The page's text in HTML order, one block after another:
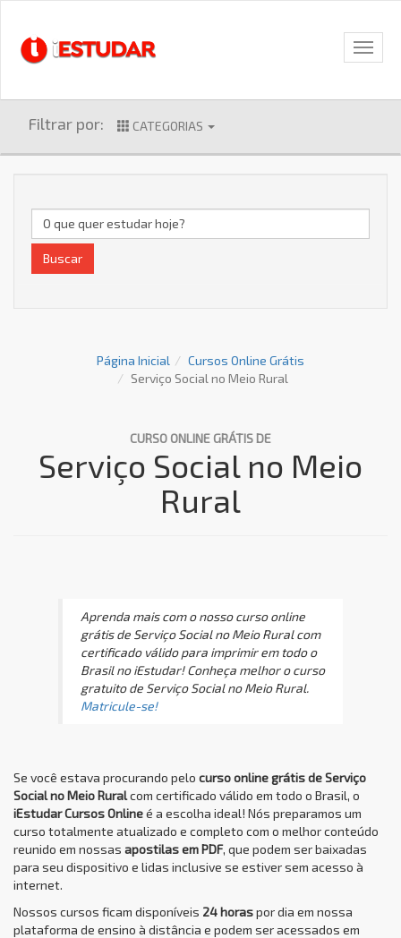
Filtrar por: CATEGORIAS
Buscar
Página Inicial
Cursos Online Grátis
Serviço Social no Meio Rural
CURSO ONLINE GRÁTIS DE
Serviço Social no Meio
Rural
Aprenda mais com o nosso curso online
grátis de Serviço Social no Meio Rural com
certificado válido para imprimir em todo o
Brasil no iEstudar! Conheça melhor o curso
gratuito de Serviço Social no Meio Rural.
Matricule-se!
Se você estava procurando pelo curso online grátis de Serviço
Social no Meio Ruralcom certificado válido em todo o Brasil, o
iEstudar Cursos Onlineé a escolha ideal! Nós preparamos um
curso totalmente atualizado e completo com o melhor conteúdo
reunido em nossas apostilas em PDF, que podem ser baixadas
para seu dispositivo e lidas inclusive se estiver sem acesso à
internet.
Nossos cursos ficam disponíveis 24 horaspor dia em nossa
plataforma de ensino à distância e podem ser acessados em